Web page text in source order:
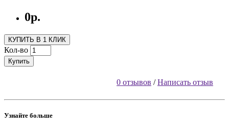
0р.
КУПИТЬ В 1 КЛИК
Кол-во
Купить
0 отзывов /Написать отзыв
Узнайте больше